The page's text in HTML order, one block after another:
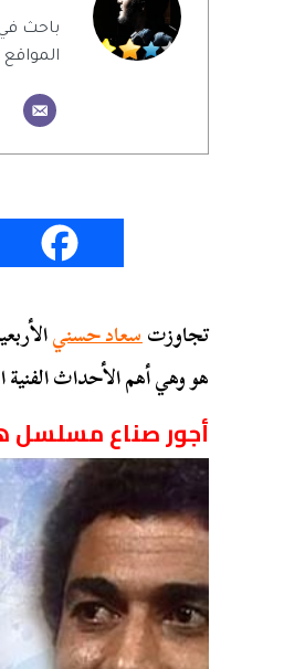
باحث في
المواقع
تجاوزتسعاد حسني
هو وهي أهم الأحداث الفنية
أجور صناع